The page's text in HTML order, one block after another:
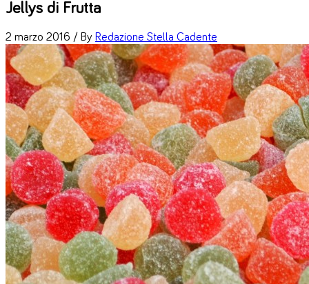
Jellys di Frutta
2 marzo 2016 / By Redazione Stella Cadente